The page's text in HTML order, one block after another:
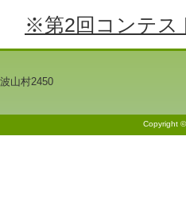
※第2回コンテ
山村2450
Copyright